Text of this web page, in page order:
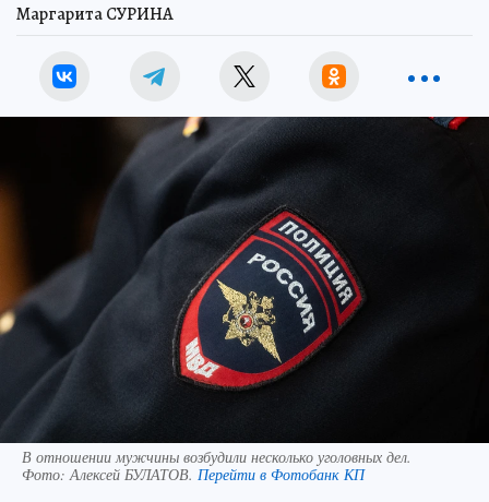
Маргарита СУРИНА
В отношении мужчины возбудили несколько уголовных дел.
Фото:Алексей БУЛАТОВ. Перейти в Фотобанк КП